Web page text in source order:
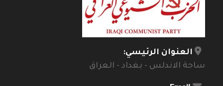
العنوان الرئيسي:
ساحة الاندلس - بغداد - العراق